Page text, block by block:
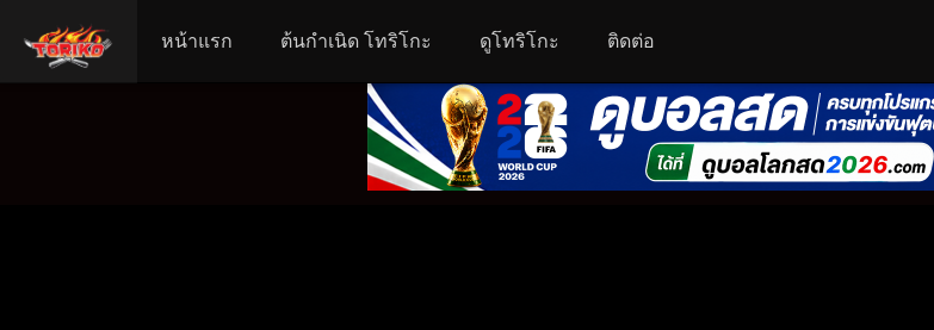
หน้าแรก ต้นกำเนิด โทริโกะ ดูโทริโกะ ติดต่อ